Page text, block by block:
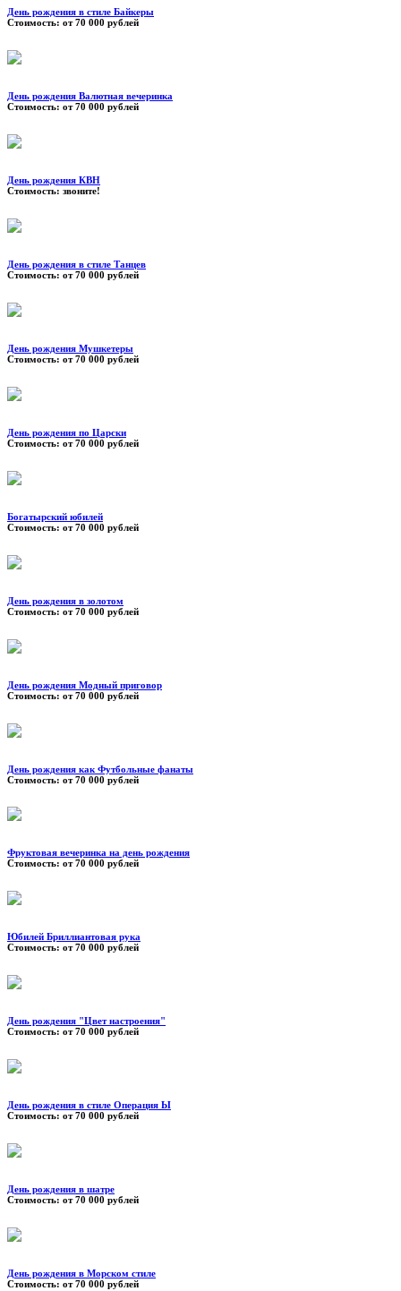
День рождения в стиле Байкеры
Стоимость: от 70 000 рублей
День рождения Валютная вечеринка
Стоимость: от 70 000 рублей
День рождения КВН
Стоимость: звоните!
День рождения в стиле Танцев
Стоимость: от 70 000 рублей
День рождения Мушкетеры
Стоимость: от 70 000 рублей
День рождения по Царски
Стоимость: от 70 000 рублей
Богатырский юбилей
Стоимость: от 70 000 рублей
День рождения в золотом
Стоимость: от 70 000 рублей
День рождения Модный приговор
Стоимость: от 70 000 рублей
День рождения как Футбольные фанаты
Стоимость: от 70 000 рублей
Фруктовая вечеринка на день рождения
Стоимость: от 70 000 рублей
Юбилей Бриллиантовая рука
Стоимость: от 70 000 рублей
День рождения "Цвет настроения"
Стоимость: от 70 000 рублей
День рождения в стиле Операция Ы
Стоимость: от 70 000 рублей
День рождения в шатре
Стоимость: от 70 000 рублей
День рождения в Морском стиле
Стоимость: от 70 000 рублей